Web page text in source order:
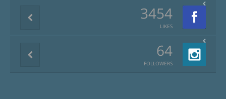
3454
LIKES
64
FOLLOWERS